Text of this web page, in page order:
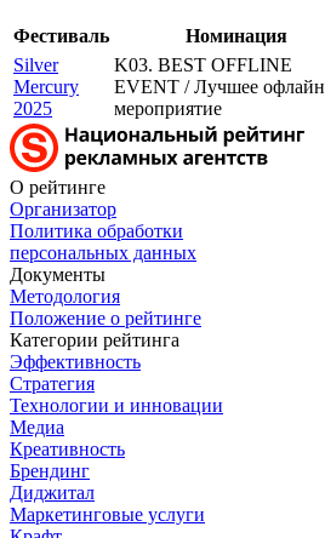
Фестиваль Номинация
Silver
Mercury
2025
K03. BEST OFFLINE
EVENT / Лучшее офлайн
мероприятие
О рейтинге
Организатор
Политика обработки
персональных данных
Документы
Методология
Положение о рейтинге
Категории рейтинга
Эффективность
Стратегия
Технологии и инновации
Медиа
Креативность
Брендинг
Диджитал
Маркетинговые услуги